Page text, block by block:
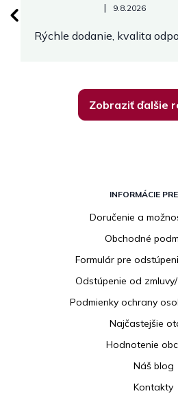
Hodnotenie obchodu je 5 z 5
| 9.8.2026
Rýchle dodanie, kvalita
Zobraziť ďalšie
INFORMÁCIE
Doručenie a
Obchodné
Formulár pre
Odstúpenie od
Podmienky ochrany
Najčastejšie
Hodnotenie
Náš blog
Kontakty